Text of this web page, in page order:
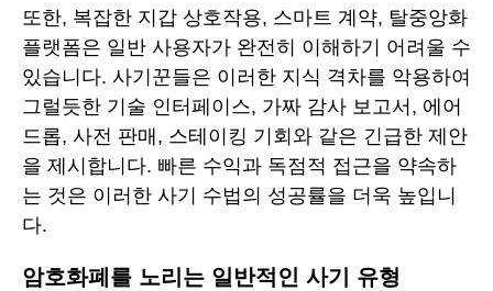
또한, 복잡한 지갑 상호작용, 스마트 계약, 탈중앙화
플랫폼은 일반 사용자가 완전히 이해하기 어려울 수
있습니다. 사기꾼들은 이러한 지식 격차를 악용하여
그럴듯한 기술 인터페이스, 가짜 감사 보고서, 에어
드롭, 사전 판매, 스테이킹 기회와 같은 긴급한 제안
을 제시합니다. 빠른 수익과 독점적 접근을 약속하
는 것은 이러한 사기 수법의 성공률을 더욱 높입니
다.
암호화폐를 노리는 일반적인 사기 유형